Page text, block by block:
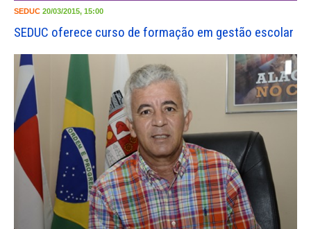
SEDUC 20/03/2015, 15:00
SEDUC oferece curso de formação em gestão escolar